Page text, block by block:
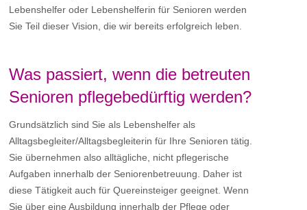
Lebenshelfer oder Lebenshelferin für Senioren werden
Sie Teil dieser Vision, die wir bereits erfolgreich leben.
Was passiert, wenn die betreuten
Senioren pflegebedürftig werden?
Grundsätzlich sind Sie als Lebenshelfer als
Alltagsbegleiter/Alltagsbegleiterin für Ihre Senioren tätig.
Sie übernehmen also alltägliche, nicht pflegerische
Aufgaben innerhalb der Seniorenbetreuung. Daher ist
diese Tätigkeit auch für Quereinsteiger geeignet. Wenn
Sie über eine Ausbildung innerhalb der Pflege oder